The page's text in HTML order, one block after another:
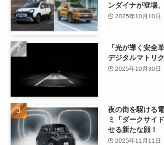
ンダイナが登場
2025年10月10日
「光が導く安全
デジタルマトリ
2025年10月30日
夜の街を駆ける
ミ「ダークサイ
せる新たな顔！
2025年11月11日